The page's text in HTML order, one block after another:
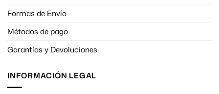
Formas de Envío
Métodos de pago
Garantías y Devoluciones
INFORMACIÓN LEGAL